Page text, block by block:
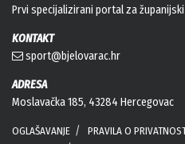
Prvi specijalizirani portal za
KONTAKT
sport@bjelovarac.hr
ADRESA
Moslavačka 185, 43284 Hercegovac
OGLAŠAVANJE PRAVILA O